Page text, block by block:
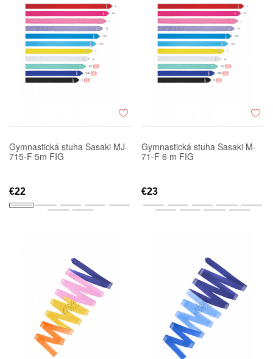
Gymnastická stuha Sasaki MJ-
715-F 5m FIG
€22
Gymnastická stuha Sasaki M-
71-F 6 m FIG
€23